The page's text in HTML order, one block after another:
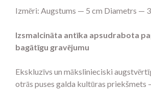
Izmēri: Augstums — 5 cm Diametrs —
Izsmalcināta antīka apsudrabota
bagātīgu gravējumu
Ekskluzīvs un mākslinieciski
otrās puses galda kultūras priekšmets